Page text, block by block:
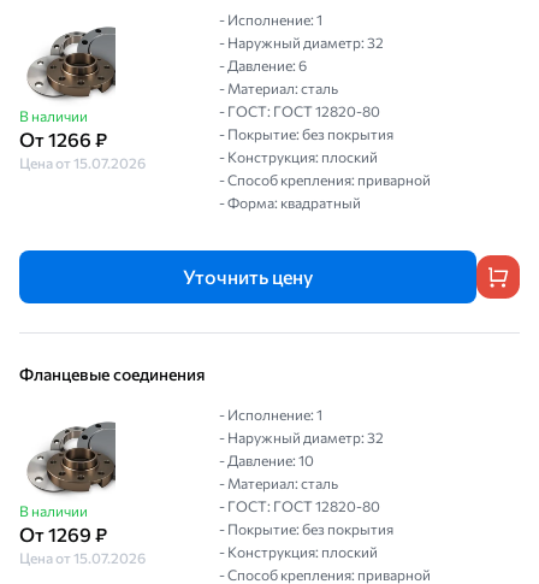
В наличии
От 1266 ₽
Цена от 15.07.2026
- Исполнение: 1
- Наружный диаметр: 32
- Давление: 6
- Материал: сталь
- ГОСТ: ГОСТ 12820-80
- Покрытие: без покрытия
- Конструкция: плоский
- Способ крепления: приварной
- Форма: квадратный
Уточнить цену
Фланцевые соединения
В наличии
От 1269 ₽
Цена от 15.07.2026
- Исполнение: 1
- Наружный диаметр: 32
- Давление: 10
- Материал: сталь
- ГОСТ: ГОСТ 12820-80
- Покрытие: без покрытия
- Конструкция: плоский
- Способ крепления: приварной